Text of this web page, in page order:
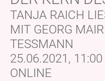
TANJA RAICH
MIT GEORG
TESSMANN
25.06.2021, 11:00
ONLINE